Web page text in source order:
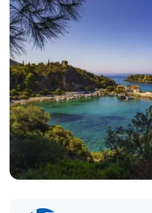
Poursuivre avec